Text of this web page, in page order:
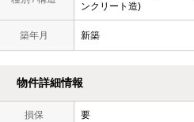
ンクリート造)
築年月 新築
物件詳細情報
損保 要